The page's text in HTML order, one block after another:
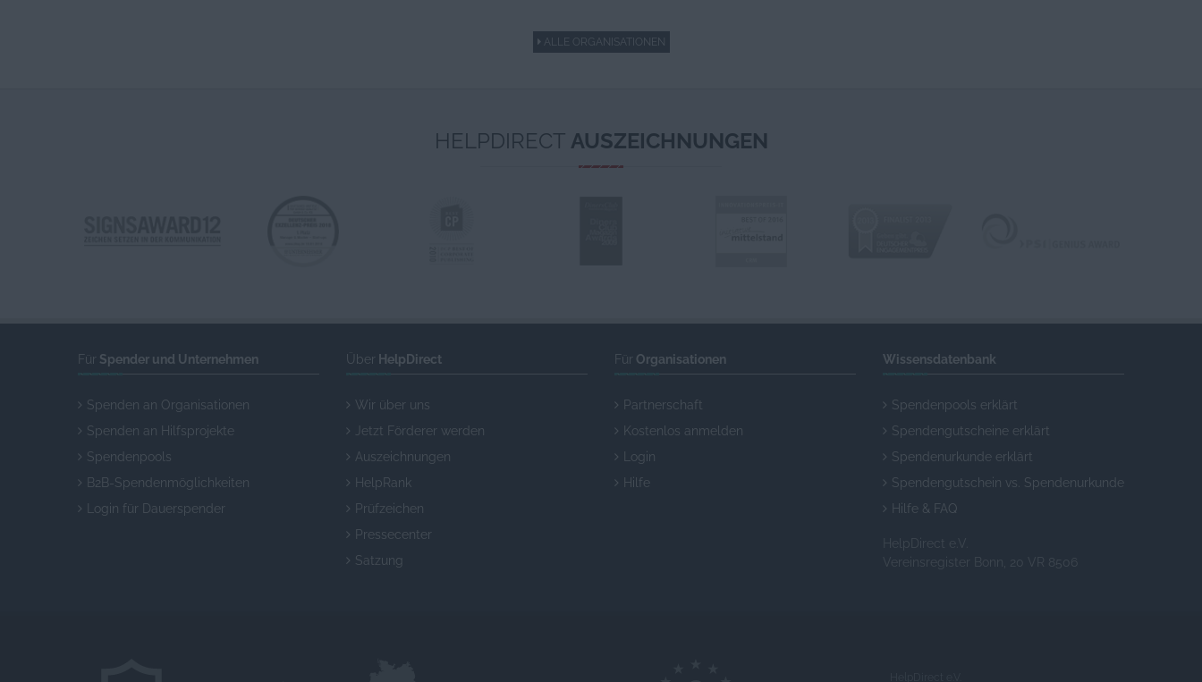
ALLE ORGANISATIONEN
HELPDIRECT AUSZEICHNUNGEN
Für Spender und Unternehmen
Spenden an Organisationen
Spenden an Hilfsprojekte
Spendenpools
B2B-Spendenmöglichkeiten
Login für Dauerspender
Über HelpDirect
Wir über uns
Jetzt Förderer werden
Auszeichnungen
HelpRank
Prüfzeichen
Pressecenter
Satzung
Für Organisationen
Partnerschaft
Kostenlos anmelden
Login
Hilfe
Wissensdatenbank
Spendenpools erklärt
Spendengutscheine erklärt
Spendenurkunde erklärt
Spendengutschein vs. Spendenurkunde
Hilfe & FAQ
HelpDirect e.V.
Vereinsregister Bonn, 20 VR 8506